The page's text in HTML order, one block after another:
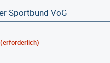
(erforderlich)